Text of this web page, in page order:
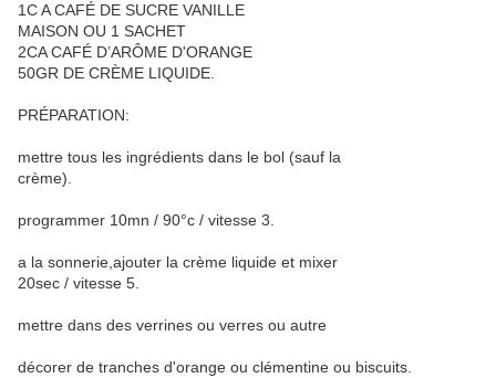
1C A CAFÉ DE SUCRE VANILLE
MAISON OU 1 SACHET
2CA CAFÉ D’ARÔME D'ORANGE
50GR DE CRÈME LIQUIDE.
PRÉPARATION:
mettre tous les ingrédients dans le bol (sauf la
crème).
programmer 10mn / 90°c / vitesse 3.
a la sonnerie,ajouter la crème liquide et mixer
20sec / vitesse 5.
mettre dans des verrines ou verres ou autre
décorer de tranches d'orange ou clémentine ou biscuits.